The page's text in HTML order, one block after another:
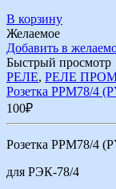
В корзину
Желаемое
Добавить в
Быстрый просмотр
РЕЛЕ, РЕЛЕ
Розетка РРМ78/4
100₽
Розетка РРМ78/4
для РЭК-78/4